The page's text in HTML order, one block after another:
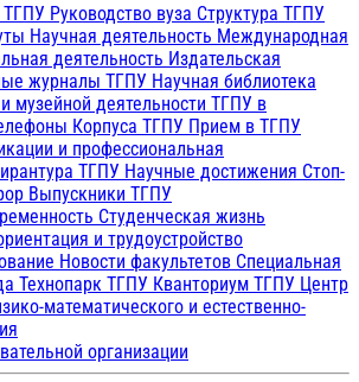
ТГПУ Руководство вуза Структура ТГПУ
Научная деятельность Международная
деятельность Издательская
журналы ТГПУ Научная библиотека
музейной деятельности ТГПУ в
Корпуса ТГПУ Прием в ТГПУ
и профессиональная
ТГПУ Научные достижения Стоп-
Выпускники ТГПУ
Студенческая жизнь
и трудоустройство
Новости факультетов Специальная
Технопарк ТГПУ Кванториум ТГПУ Центр
математического и естественно-
организации